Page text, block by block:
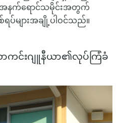
၌အနက်ရောင်သမိုင်းအတွက်
ရပ်များအချို့ပါဝင်သည်။
ကင်းဂျူနီယာ၏လုပ်ကြံခံ